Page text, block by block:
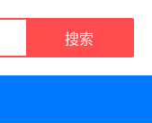
搜索